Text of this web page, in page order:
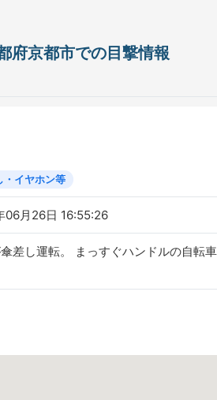
京都市での目撃情報
・イヤホン等
06月26日 16:55:26
差し運転。 まっすぐハンドルの自転